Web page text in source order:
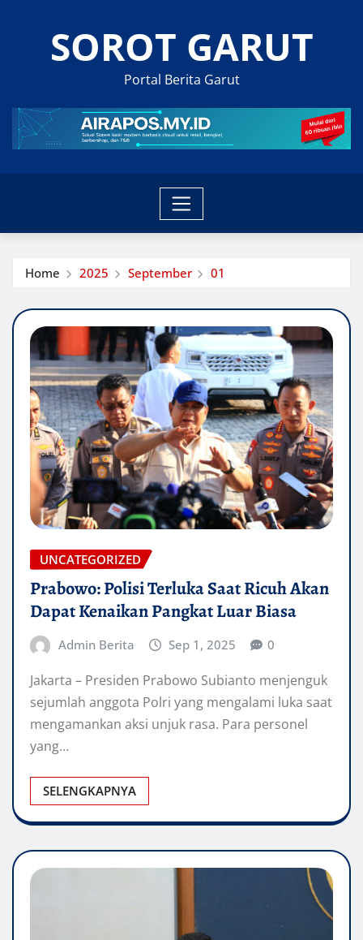
SOROT GARUT
Portal Berita Garut
Home 2025 September 01
UNCATEGORIZED
Prabowo: Polisi Terluka Saat Ricuh Akan
Dapat Kenaikan Pangkat Luar Biasa
Admin Berita Sep 1, 2025 0
Jakarta – Presiden Prabowo Subianto menjenguk
sejumlah anggota Polri yang mengalami luka saat
mengamankan aksi unjuk rasa. Para personel
yang…
SELENGKAPNYA